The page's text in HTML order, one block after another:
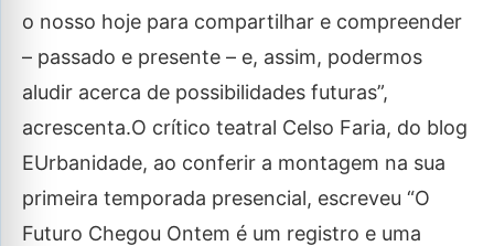
o nosso hoje para compartilhar e compreender
– passado e presente – e, assim, podermos
aludir acerca de possibilidades futuras”,
acrescenta.O crítico teatral Celso Faria, do blog
EUrbanidade, ao conferir a montagem na sua
primeira temporada presencial, escreveu “O
Futuro Chegou Ontem é um registro e uma